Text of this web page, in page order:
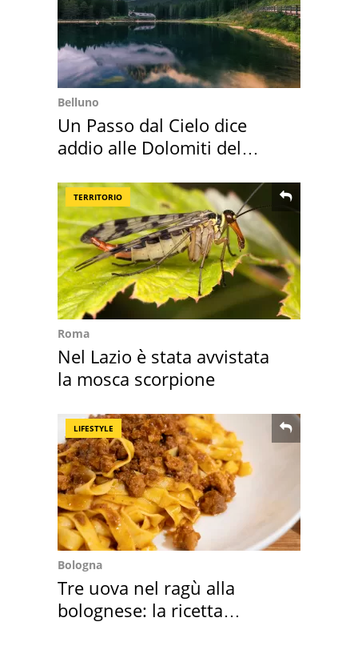
Belluno
Un Passo dal Cielo dice
addio alle Dolomiti del
TERRITORIO
Roma
Nel Lazio è stata avvistata
la mosca scorpione
LIFESTYLE
Bologna
Tre uova nel ragù alla
bolognese: la ricetta